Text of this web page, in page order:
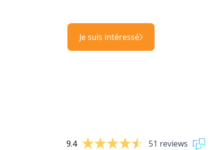
Je suis intéressé
9.4 51 reviews